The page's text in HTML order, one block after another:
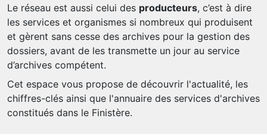
Le réseau est aussi celui des producteurs, c’est à dire
les services et organismes si nombreux qui produisent
et gèrent sans cesse des archives pour la gestion des
dossiers, avant de les transmette un jour au service
d’archives compétent.
Cet espace vous propose de découvrir l'actualité, les
chiffres-clés ainsi que l'annuaire des services d'archives
constitués dans le Finistère.